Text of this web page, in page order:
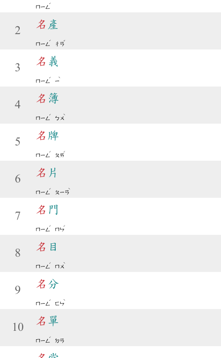
ㄇㄧㄥ
ˊ
2
名 產
ㄇㄧㄥ
ˊ
ㄔㄢ
ˇ
3
名 義
ㄇㄧㄥ
ˊ
ㄧ
ˋ
4
名 簿
ㄇㄧㄥ
ˊ
ㄅㄨ
ˋ
5
名 牌
ㄇㄧㄥ
ˊ
ㄆㄞ
ˊ
6
名 片
ㄇㄧㄥ
ˊ
ㄆㄧㄢ
ˋ
7
名 門
ㄇㄧㄥ
ˊ
ㄇㄣ
ˊ
8
名 目
ㄇㄧㄥ
ˊ
ㄇㄨ
ˋ
9
名 分
ㄇㄧㄥ
ˊ
ㄈㄣ
ˋ
10
名 單
ㄇㄧㄥ
ˊ
ㄉㄢ